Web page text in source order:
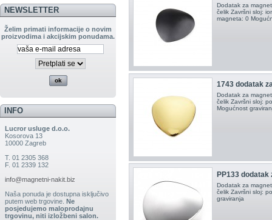
NEWSLETTER
Želim primati informacije o novim
proizvodima i akcijskim ponudama.
INFO
Lucror usluge d.o.o.
Kosorova 13
10000 Zagreb
T. 01 2305 368
F. 01 2339 132
info@magnetni-nakit.biz
Naša ponuda je dostupna isključivo
putem web trgovine. Ne
posjedujemo maloprodajnu
trgovinu, niti izložbeni salon.
Dodatak za
čelik Završni sloj:
magneta: 0
1743 dodatak
Dodatak za
čelik Završni sloj:
Mogućnost
PP133 dodatak
Dodatak za
čelik Završni sloj:
graviranja